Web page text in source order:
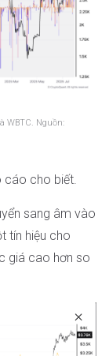
WBTC. Nguồn:
cáo cho biết.
sang âm vào
tín hiệu cho
giá cao hơn so